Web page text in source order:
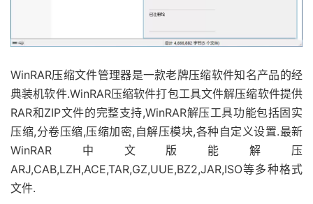
WinRAR压缩文件管理器是一款老牌压缩软件知名产品的经
典装机软件.WinRAR压缩软件打包工具文件解压缩软件提供
RAR和ZIP文件的完整支持,WinRAR解压工具功能包括固实
压缩,分卷压缩,压缩加密,自解压模块,各种自定义设置.最新
WinRAR中文版能解压
ARJ,CAB,LZH,ACE,TAR,GZ,UUE,BZ2,JAR,ISO等多种格式
文件.